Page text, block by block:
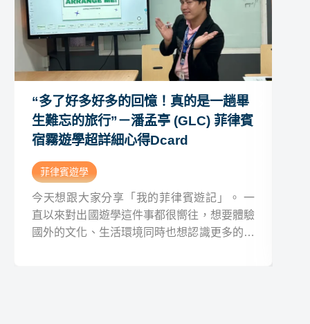
“多了好多好多的回憶！真的是一趟畢
生難忘的旅行”－潘孟亭 (GLC) 菲律賓
宿霧遊學超詳細心得Dcard
菲律賓遊學
今天想跟大家分享「我的菲律賓遊記」。 一
直以來對出國遊學這件事都很嚮往，想要體驗
國外的文化、生活環境同時也想認識更多的新